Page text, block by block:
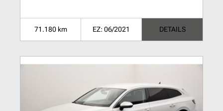
71.180 km EZ: 06/2021 DETAILS